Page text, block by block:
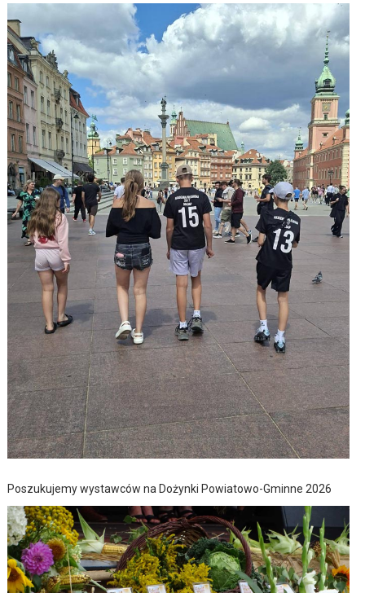
Poszukujemy wystawców na Dożynki Powiatowo-Gminne 2026